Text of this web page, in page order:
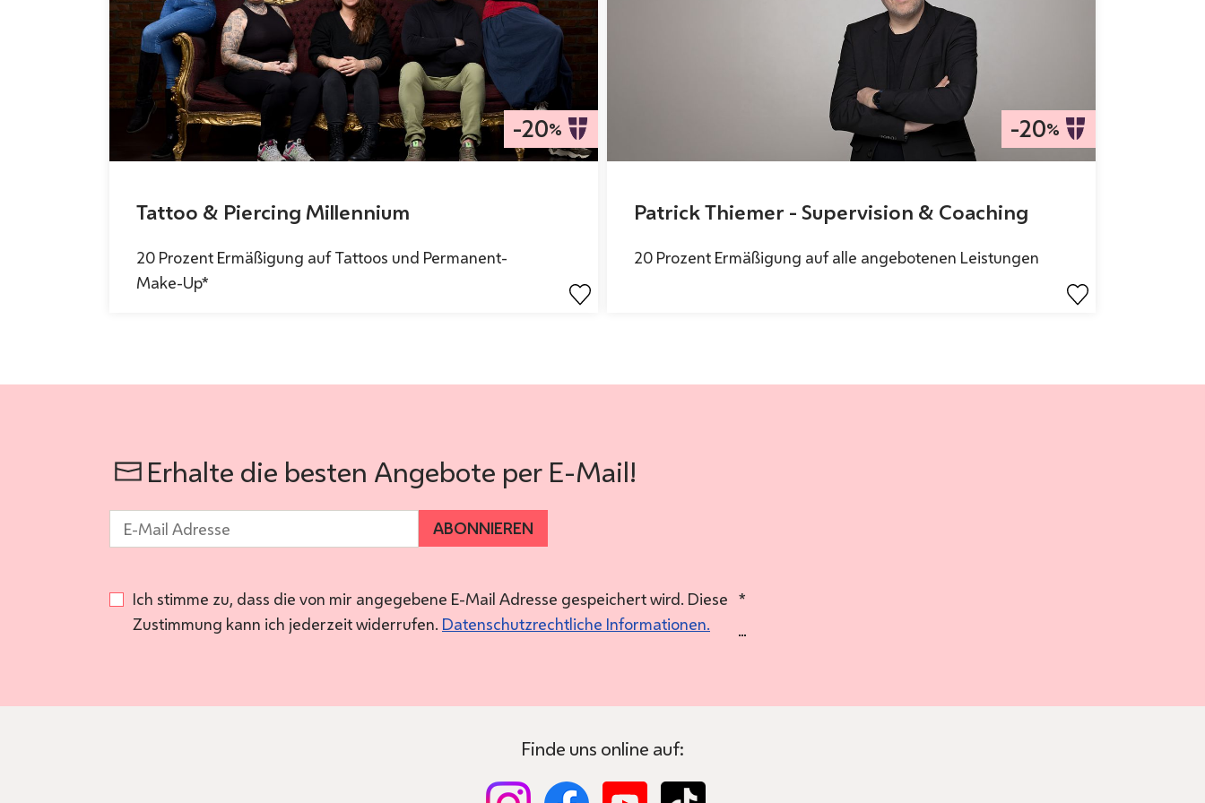
Tattoo & Piercing Millennium
-20%
20 Prozent Ermäßigung auf Tattoos und Permanent-
Make-Up*
Patrick Thiemer - Supervision & Coaching
-20%
20 Prozent Ermäßigung auf alle angebotenen Leistungen
Erhalte die besten Angebote per E-Mail!
E-Mail * ABONNIEREN
Ich stimme zu, dass die von mir angegebene E-Mail Adresse gespeichert wird. Diese
Zustimmung kann ich jederzeit widerrufen. Datenschutzrechtliche Informationen.
*
Finde uns online auf: